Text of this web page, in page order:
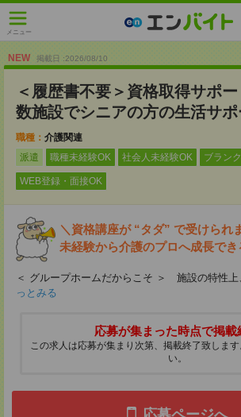
メニュー
NEW 掲載日 :2026/08/10
＜履歴書不要＞資格取得サポ
数施設でシニアの方の生活サポ
職種： 介護関連
派遣
職種未経験OK 社会人未経験OK ブラン
WEB登録・面接OK
＼資格講座が “タダ” で受けられ
未経験から介護のプロへ成長で
＜ グループホームだからこそ ＞ 施設の特性上
っとみる
応募が集まった時点で掲載
この求人は応募が集まり次第、掲載終了致しま
い。